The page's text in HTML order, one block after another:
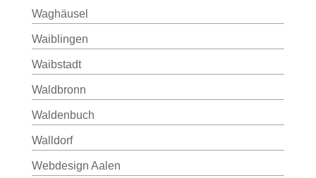
Waghäusel
Waiblingen
Waibstadt
Waldbronn
Waldenbuch
Walldorf
Webdesign Aalen